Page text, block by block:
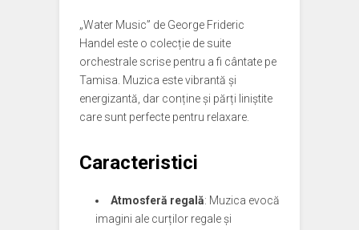
„Water Music” de George Frideric
Handel este o colecție de suite
orchestrale scrise pentru a fi cântate pe
Tamisa. Muzica este vibrantă și
energizantă, dar conține și părți liniștite
care sunt perfecte pentru relaxare.
Caracteristici
Atmosferă regală: Muzica evocă
imagini ale curților regale și